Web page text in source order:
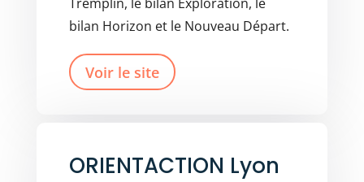
bilan Horizon et le Nouveau Départ.
Voir le site
ORIENTACTION Lyon